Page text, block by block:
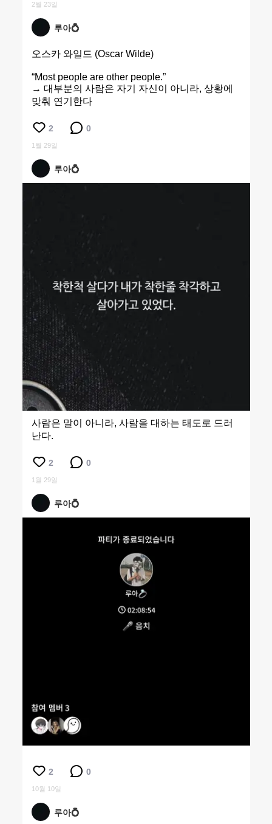
2월 23일
루아💍
오스카 와일드 (Oscar Wilde)
“Most people are other people.”
→ 대부분의 사람은 자기 자신이 아니라, 상황에
맞춰 연기한다
2 0
1월 29일
루아💍
사람은 말이 아니라, 사람을 대하는 태도로 드러
난다.
2 0
1월 29일
루아💍
2 0
10월 10일
루아💍